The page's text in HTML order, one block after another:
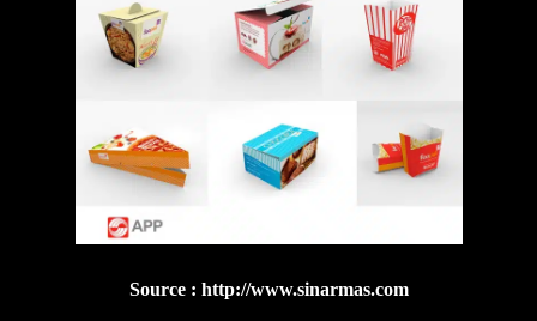
Source : http://www.sinarmas.com